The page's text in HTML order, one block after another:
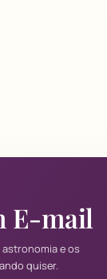
E-mail
e os
quiser.